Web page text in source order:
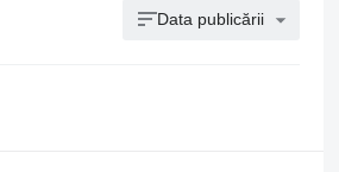
Data publicării